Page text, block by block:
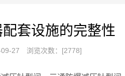
套设施的完整性
27 浏览次数：[2778]